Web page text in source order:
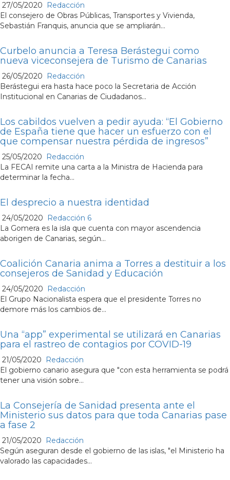
27/05/2020
Redacción
El consejero de Obras Públicas, Transportes y Vivienda,
Sebastián Franquis, anuncia que se ampliarán...
Curbelo anuncia a Teresa Berástegui como
nueva viceconsejera de Turismo de Canarias
26/05/2020
Redacción
Berástegui era hasta hace poco la Secretaria de Acción
Institucional en Canarias de Ciudadanos...
Los cabildos vuelven a pedir ayuda: “El Gobierno
de España tiene que hacer un esfuerzo con el
que compensar nuestra pérdida de ingresos”
25/05/2020
Redacción
La FECAI remite una carta a la Ministra de Hacienda para
determinar la fecha...
El desprecio a nuestra identidad
24/05/2020 Redacción 6
La Gomera es la isla que cuenta con mayor ascendencia
aborigen de Canarias, según...
Coalición Canaria anima a Torres a destituir a los
consejeros de Sanidad y Educación
24/05/2020
Redacción
El Grupo Nacionalista espera que el presidente Torres no
demore más los cambios de...
Una “app” experimental se utilizará en Canarias
para el rastreo de contagios por COVID-19
21/05/2020
Redacción
El gobierno canario asegura que "con esta herramienta se podrá
tener una visión sobre...
La Consejería de Sanidad presenta ante el
Ministerio sus datos para que toda Canarias pase
a fase 2
21/05/2020
Redacción
Según aseguran desde el gobierno de las islas, "el Ministerio ha
valorado las capacidades...